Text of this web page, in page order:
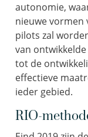
autonomie,
nieuwe vormen
pilots zal
van
tot de
effectieve
ieder gebied.
RIO-